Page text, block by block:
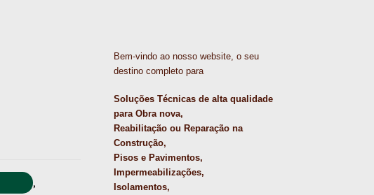
,
Bem-vindo ao nosso website, o seu
destino completo para
Soluções Técnicas de alta qualidade
para Obra nova,
Reabilitação ou Reparação na
Construção,
Pisos e Pavimentos,
Impermeabilizações,
Isolamentos,